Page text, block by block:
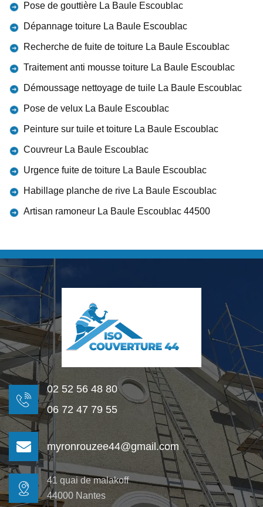
Pose de gouttière La Baule Escoublac
Dépannage toiture La Baule Escoublac
Recherche de fuite de toiture La Baule Escoublac
Traitement anti mousse toiture La Baule Escoublac
Démoussage nettoyage de tuile La Baule Escoublac
Pose de velux La Baule Escoublac
Peinture sur tuile et toiture La Baule Escoublac
Couvreur La Baule Escoublac
Urgence fuite de toiture La Baule Escoublac
Habillage planche de rive La Baule Escoublac
Artisan ramoneur La Baule Escoublac 44500
02 52 56 48 80
06 72 47 79 55
myronrouzee44@gmail.com
41 quai de malakoff
44000 Nantes